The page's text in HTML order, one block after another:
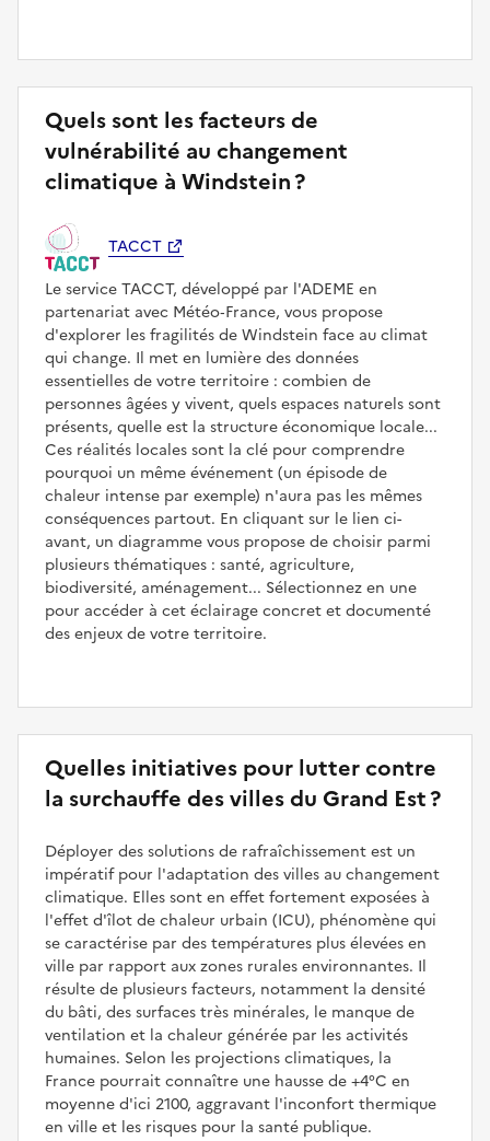
Quels sont les facteurs de
vulnérabilité au changement
climatique à Windstein ?
TACCT
Le service TACCT, développé par l'ADEME en
partenariat avec Météo‑France, vous propose
d'explorer les fragilités de Windstein face au climat
qui change. Il met en lumière des données
essentielles de votre territoire : combien de
personnes âgées y vivent, quels espaces naturels sont
présents, quelle est la structure économique locale...
Ces réalités locales sont la clé pour comprendre
pourquoi un même événement (un épisode de
chaleur intense par exemple) n'aura pas les mêmes
conséquences partout. En cliquant sur le lien ci-
avant, un diagramme vous propose de choisir parmi
plusieurs thématiques : santé, agriculture,
biodiversité, aménagement... Sélectionnez en une
pour accéder à cet éclairage concret et documenté
des enjeux de votre territoire.
Quelles initiatives pour lutter contre
la surchauffe des villes du Grand Est ?
Déployer des solutions de rafraîchissement est un
impératif pour l'adaptation des villes au changement
climatique. Elles sont en effet fortement exposées à
l'effet d'îlot de chaleur urbain (ICU), phénomène qui
se caractérise par des températures plus élevées en
ville par rapport aux zones rurales environnantes. Il
résulte de plusieurs facteurs, notamment la densité
du bâti, des surfaces très minérales, le manque de
ventilation et la chaleur générée par les activités
humaines. Selon les projections climatiques, la
France pourrait connaître une hausse de +4°C en
moyenne d'ici 2100, aggravant l'inconfort thermique
en ville et les risques pour la santé publique.